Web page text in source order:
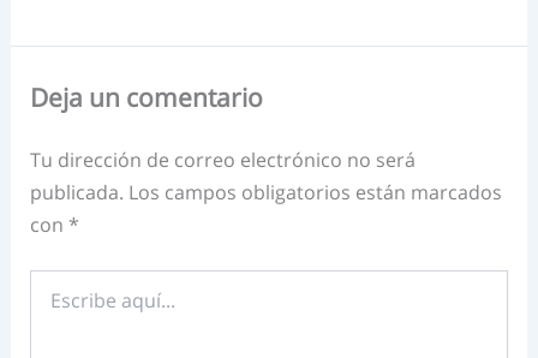
Deja un comentario
Tu dirección de correo electrónico no será
publicada. Los campos obligatorios están marcados
con *
aquí...